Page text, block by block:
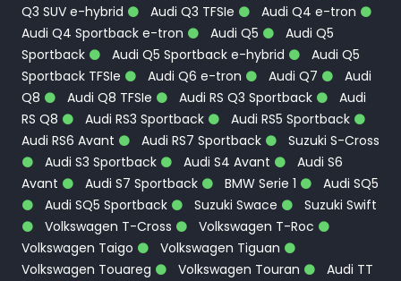
Q3 SUV e-hybrid
Audi Q3 TFSIe
Audi Q4 e-tron
Audi Q4 Sportback e-tron
Audi Q5
Audi Q5
Sportback
Audi Q5 Sportback e-hybrid
Audi Q5
Sportback TFSIe
Audi Q6 e-tron Audi Q7
Audi
Q8
Audi Q8 TFSIe Audi RS Q3 Sportback
Audi
RS Q8
Audi RS3 Sportback
Audi RS5 Sportback
Audi RS6 Avant
Audi RS7 Sportback
Suzuki S-Cross
Audi S3 Sportback
Audi S4 Avant
Audi S6
Avant
Audi S7 Sportback BMW Serie 1
Audi SQ5
Audi SQ5 Sportback
Suzuki Swace
Suzuki Swift
Volkswagen T-Cross
Volkswagen T-Roc
Volkswagen Taigo
Volkswagen Tiguan
Volkswagen Touareg
Volkswagen Touran
Audi TT